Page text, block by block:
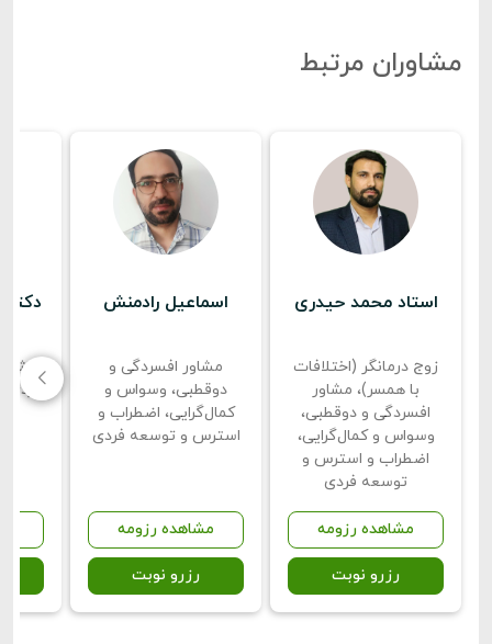
مشاوران مرتبط
استاد محمد حیدری
زوج درمانگر (اختلافات
با همسر)، مشاور
افسردگی و دوقطبی،
وسواس و کمال‌گرایی،
اضطراب و استرس و
توسعه فردی
مشاهده رزومه
رزرو نوبت
اسماعیل رادمنش
مشاور افسردگی و
دوقطبی، وسواس و
کمال‌گرایی، اضطراب و
استرس و توسعه فردی
مشاهده رزومه
رزرو نوبت
دکتر